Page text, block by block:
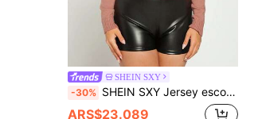
SHEIN SXY
-30% SHEIN SXY Jersey escote corazón tejido de canalé
ARS$23.089